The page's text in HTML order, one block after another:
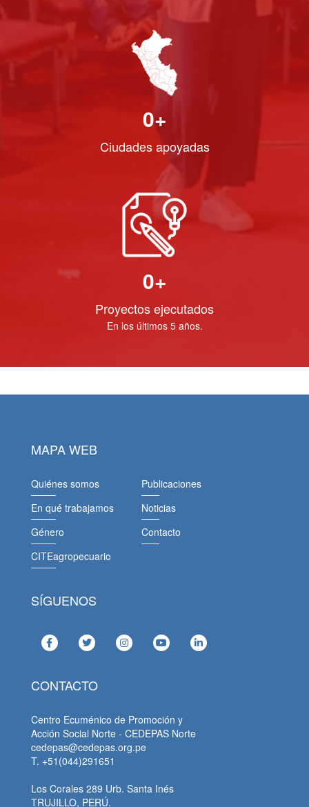
0+
Ciudades apoyadas
0+
Proyectos ejecutados
En los últimos 5 años.
MAPA WEB
Quiénes somos
En qué trabajamos
Género
CITEagropecuario
Publicaciones
Noticias
Contacto
SÍGUENOS
CONTACTO
Centro Ecuménico de Promoción y
Acción Social Norte - CEDEPAS Norte
cedepas@cedepas.org.pe
T. +51(044)291651
Los Corales 289 Urb. Santa Inés
TRUJILLO, PERÚ.